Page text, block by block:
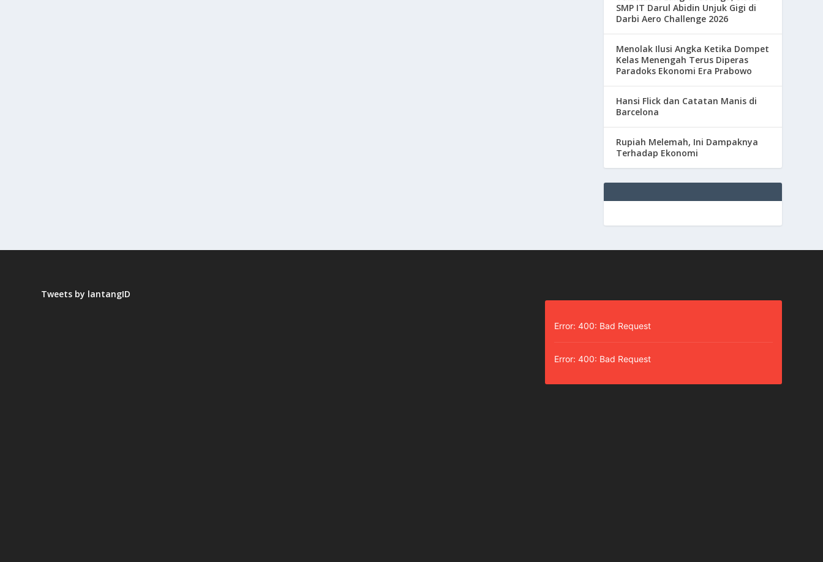
SMP IT Darul Abidin Unjuk Gigi di
Darbi Aero Challenge 2026
Menolak Ilusi Angka Ketika Dompet
Kelas Menengah Terus Diperas
Paradoks Ekonomi Era Prabowo
Hansi Flick dan Catatan Manis di
Barcelona
Rupiah Melemah, Ini Dampaknya
Terhadap Ekonomi
Tweets by lantangID
Error: 400: Bad Request
Error: 400: Bad Request